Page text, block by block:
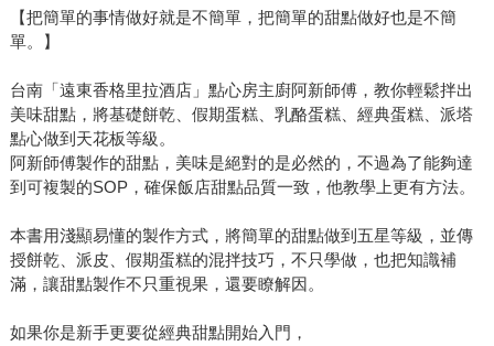
【把簡單的事情做好就是不簡單，把簡單的甜點做好也是不簡
單。】
台南「遠東香格里拉酒店」點心房主廚阿新師傅，教你輕鬆拌出
美味甜點，將基礎餅乾、假期蛋糕、乳酪蛋糕、經典蛋糕、派塔
點心做到天花板等級。
阿新師傅製作的甜點，美味是絕對的是必然的，不過為了能夠達
到可複製的SOP，確保飯店甜點品質一致，他教學上更有方法。
本書用淺顯易懂的製作方式，將簡單的甜點做到五星等級，並傳
授餅乾、派皮、假期蛋糕的混拌技巧，不只學做，也把知識補
滿，讓甜點製作不只重視果，還要瞭解因。
如果你是新手更要從經典甜點開始入門，